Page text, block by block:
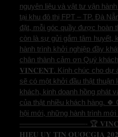
nguyên liệu và vật tư vận
tại khu đô thị FPT – TP. Đà
đặt, mỗi góc quầy được hoàn
còn là sự gửi gắm tâm huyết,
hành trình khởi nghiệp đầy
chân thành cảm ơn Quý
𝐕𝐈𝐍𝐂𝐄𝐍𝐓. Kính chúc cho dự
sẽ có một khởi đầu thật
khách, kinh doanh hồng phát
của thật nhiều khách hàng.
hội mới, những hành trình
—————————- 🏆
𝐇𝐈𝐄̣̂𝐔 𝐔𝐘 𝐓𝐈́𝐍 𝐐𝐔𝐎̂́𝐂𝐆𝐈𝐀